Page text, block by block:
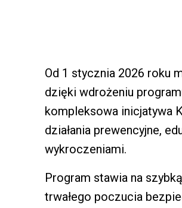
Od 1 stycznia 2026 roku
dzięki wdrożeniu
kompleksowa inicjatywa
działania prewencyjne,
wykroczeniami.
Program stawia na
trwałego poczucia